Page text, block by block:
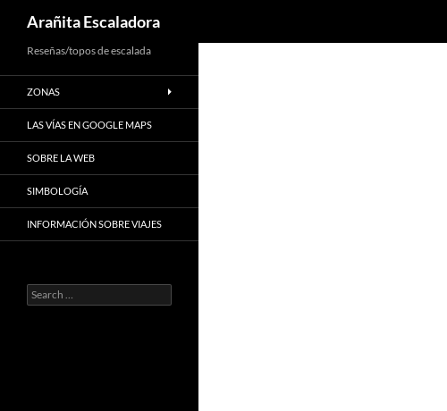
to
content
Arañita Escaladora
Reseñas/topos de escalada
ZONAS
LAS VÍAS EN GOOGLE MAPS
SOBRE LA WEB
SIMBOLOGÍA
INFORMACIÓN SOBRE VIAJES
Search
for: